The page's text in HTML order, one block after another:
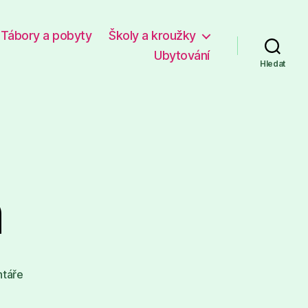
Tábory a pobyty
Školy a kroužky
Ubytování
Hledat
u